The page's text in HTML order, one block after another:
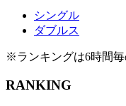
シングル
ダブルス
※ランキングは6時間
RANKING